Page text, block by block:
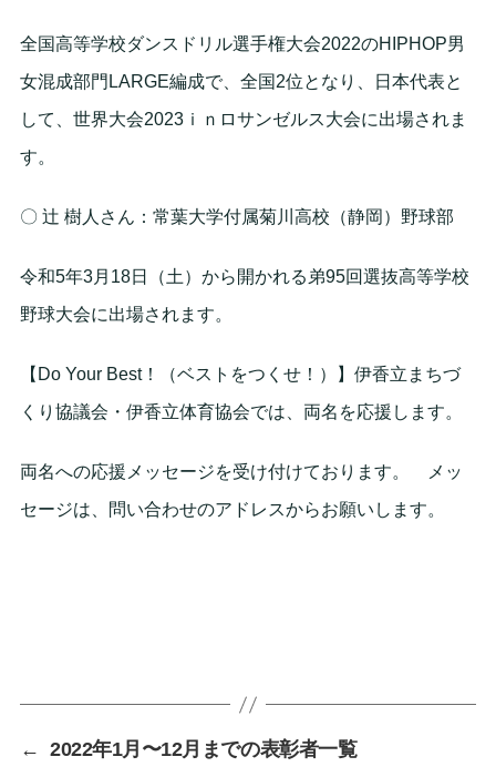
全国高等学校ダンスドリル選手権大会2022のHIPHOP男
女混成部門LARGE編成で、全国2位となり、日本代表と
して、世界大会2023ｉｎロサンゼルス大会に出場されま
す。
〇 辻 樹人さん：常葉大学付属菊川高校（静岡）野球部
令和5年3月18日（土）から開かれる弟95回選抜高等学校
野球大会に出場されます。
【Do Your Best！（ベストをつくせ！）】伊香立まちづ
くり協議会・伊香立体育協会では、両名を応援します。
両名への応援メッセージを受け付けております。 メッ
セージは、問い合わせのアドレスからお願いします。
← 2022年1月〜12月までの表彰者一覧